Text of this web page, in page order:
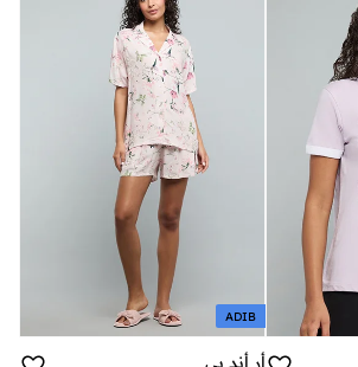
ADIB
أر أند بي